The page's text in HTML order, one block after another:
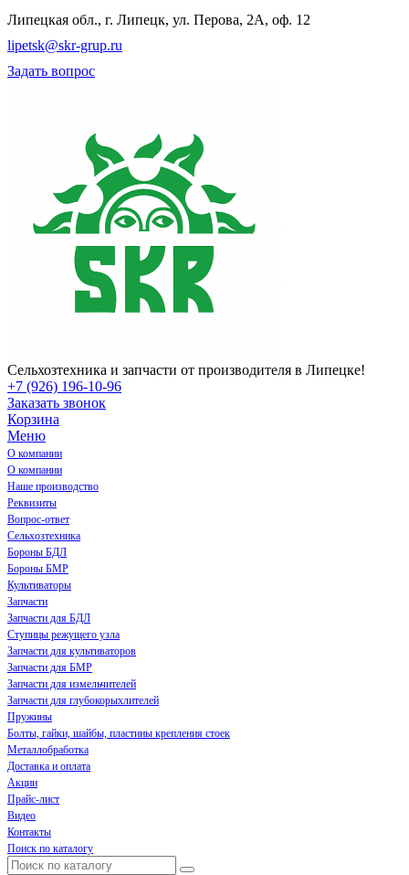
Липецкая обл., г. Липецк, ул. Перова, 2А, оф. 12
lipetsk@skr-grup.ru
Задать вопрос
Сельхозтехника и запчасти от производителя в Липецке!
+7 (926) 196-10-96
Заказать звонок
Корзина
Меню
О компании
О компании
Наше производство
Реквизиты
Вопрос-ответ
Сельхозтехника
Бороны БДЛ
Бороны БМР
Культиваторы
Запчасти
Запчасти для БДЛ
Ступицы режущего узла
Запчасти для культиваторов
Запчасти для БМР
Запчасти для измельчителей
Запчасти для глубокорыхлителей
Пружины
Болты, гайки, шайбы, пластины крепления стоек
Металлобработка
Доставка и оплата
Акции
Прайс-лист
Видео
Контакты
Поиск по каталогу